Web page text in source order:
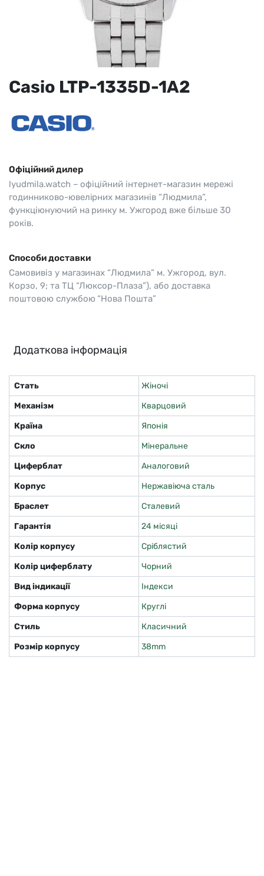
Casio LTP-1335D-1A2
Офіційний дилер
lyudmila.watch – офіційний інтернет-магазин мережі
годинниково-ювелірних магазинів “Людмила”,
функціюнуючий на ринку м. Ужгород вже більше 30
років.
Способи доставки
Самовивіз у магазинах “Людмила” м. Ужгород, вул.
Корзо, 9; та ТЦ “Люксор-Плаза”), або доставка
поштовою службою “Нова Пошта”
Додаткова інформація
Стать
Жіночі
Механізм
Кварцовий
Країна
Японія
Скло
Мінеральне
Циферблат
Аналоговий
Корпус
Нержавіюча сталь
Браслет
Сталевий
Гарантія
24 місяці
Колір корпусу
Сріблястий
Колір циферблату
Чорний
Вид індикації
Індекси
Форма корпусу
Круглі
Стиль
Класичний
Розмір корпусу
38mm